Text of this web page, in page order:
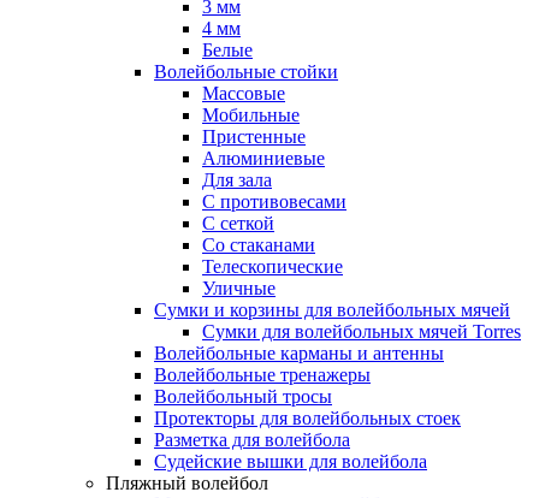
3 мм
4 мм
Белые
Волейбольные стойки
Массовые
Мобильные
Пристенные
Алюминиевые
Для зала
С противовесами
С сеткой
Со стаканами
Телескопические
Уличные
Сумки и корзины для волейбольных мячей
Сумки для волейбольных мячей Torres
Волейбольные карманы и антенны
Волейбольные тренажеры
Волейбольный тросы
Протекторы для волейбольных стоек
Разметка для волейбола
Судейские вышки для волейбола
Пляжный волейбол